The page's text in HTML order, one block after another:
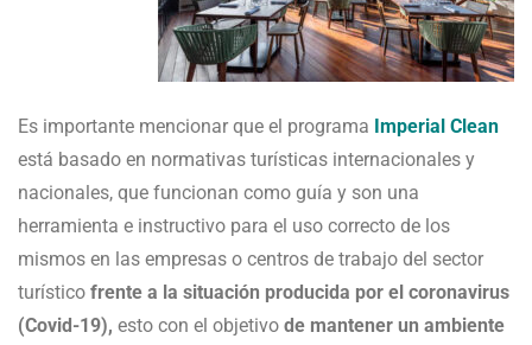
Es importante mencionar que el programa Imperial Clean
está basado en normativas turísticas internacionales y
nacionales, que funcionan como guía y son una
herramienta e instructivo para el uso correcto de los
mismos en las empresas o centros de trabajo del sector
turístico frente a la situación producida por el coronavirus
(Covid-19), esto con el objetivo de mantener un ambiente